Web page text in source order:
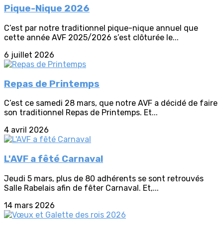
Pique-Nique 2026
C’est par notre traditionnel pique-nique annuel que
cette année AVF 2025/2026 s’est clôturée le...
6 juillet 2026
Repas de Printemps
C’est ce samedi 28 mars, que notre AVF a décidé de faire
son traditionnel Repas de Printemps. Et...
4 avril 2026
L'AVF a fêté Carnaval
Jeudi 5 mars, plus de 80 adhérents se sont retrouvés
Salle Rabelais afin de fêter Carnaval. Et,...
14 mars 2026